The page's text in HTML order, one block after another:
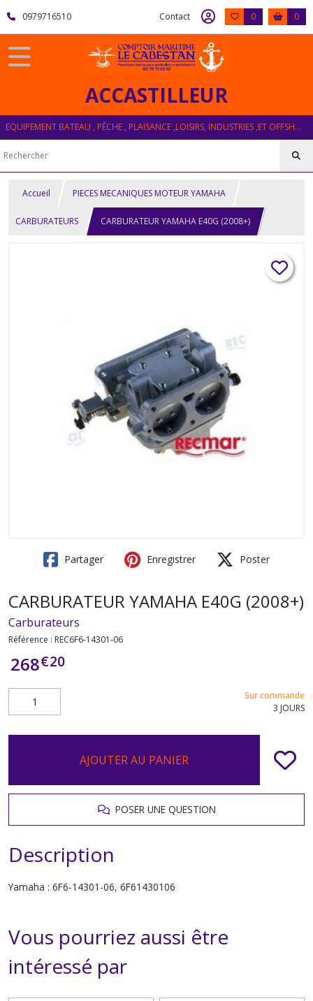
0979716510 Contact 0 0
ACCASTILLEUR
EQUIPEMENT BATEAU , PÊCHE , PLAISANCE ,LOISIRS, INDUSTRIES ,ET OFFSHORE
Accueil PIECES MECANIQUES MOTEUR YAMAHA
CARBURATEURS CARBURATEUR YAMAHA E40G (2008+)
Partager Enregistrer Poster
CARBURATEUR YAMAHA E40G (2008+)
Carburateurs
Référence : REC6F6-14301-06
268€20
Sur commande
3 JOURS
AJOUTER AU PANIER
POSER UNE QUESTION
Description
Yamaha : 6F6-14301-06, 6F61430106
Vous pourriez aussi être
intéressé par